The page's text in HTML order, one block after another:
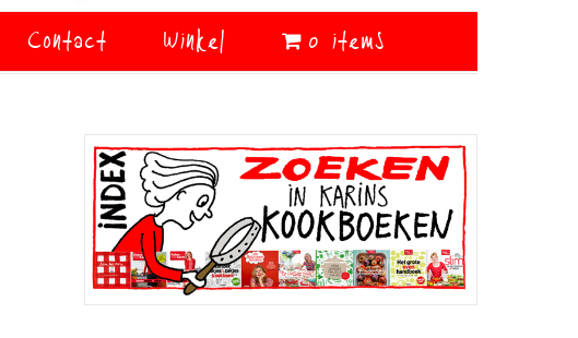
Contact Winkel 0 items
Primaire
Sidebar